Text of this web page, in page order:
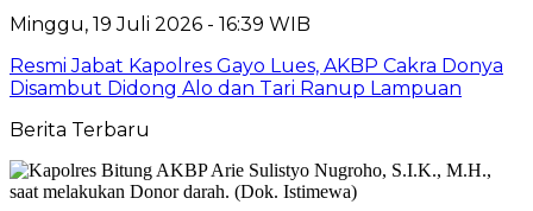
Minggu, 19 Juli 2026 - 16:39 WIB
Resmi Jabat Kapolres Gayo Lues, AKBP Cakra Donya
Disambut Didong Alo dan Tari Ranup Lampuan
Berita Terbaru